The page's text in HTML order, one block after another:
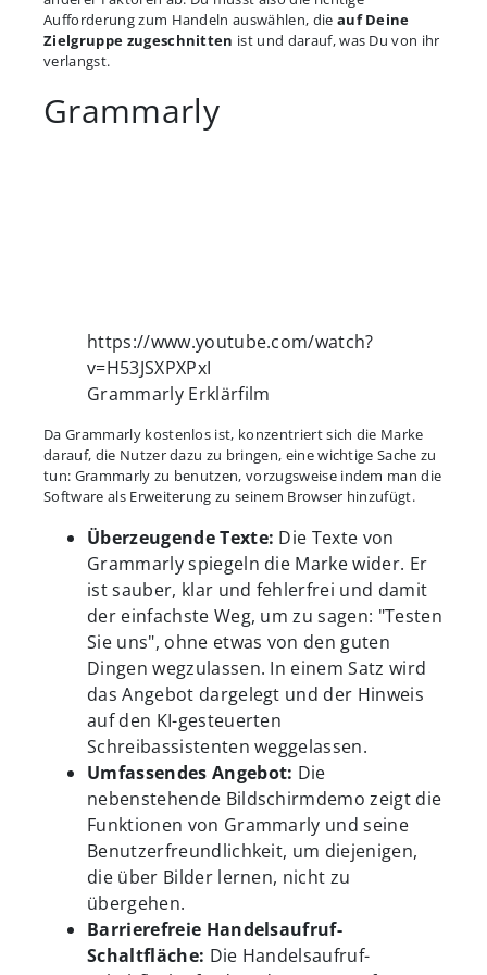
Aufforderung zum Handeln auswählen, die auf Deine
Zielgruppe zugeschnitten ist und darauf, was Du von ihr
verlangst.
Grammarly
https://www.youtube.com/watch?
v=H53JSXPXPxI
Grammarly Erklärfilm
Da Grammarly kostenlos ist, konzentriert sich die Marke
darauf, die Nutzer dazu zu bringen, eine wichtige Sache zu
tun: Grammarly zu benutzen, vorzugsweise indem man die
Software als Erweiterung zu seinem Browser hinzufügt.
Überzeugende Texte: Die Texte von
Grammarly spiegeln die Marke wider. Er
ist sauber, klar und fehlerfrei und damit
der einfachste Weg, um zu sagen: "Testen
Sie uns", ohne etwas von den guten
Dingen wegzulassen. In einem Satz wird
das Angebot dargelegt und der Hinweis
auf den KI-gesteuerten
Schreibassistenten weggelassen.
Umfassendes Angebot: Die
nebenstehende Bildschirmdemo zeigt die
Funktionen von Grammarly und seine
Benutzerfreundlichkeit, um diejenigen,
die über Bilder lernen, nicht zu
übergehen.
Barrierefreie Handelsaufruf-
Schaltfläche: Die Handelsaufruf-